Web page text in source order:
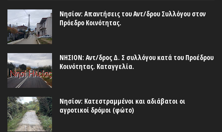
Νησίον: Απαντήσεις του Αντ/δρου Συλλόγου στον
Πρόεδρο Κοινότητας.
ΝΗΣΙΟΝ: Αντ/δρος Δ. Σ συλλόγου κατά του Προέδρου
Κοινότητας. Καταγγελία.
Νησίον: Κατεστραμμένοι και αδιάβατοι οι
αγροτικοί δρόμοι (φώτο)